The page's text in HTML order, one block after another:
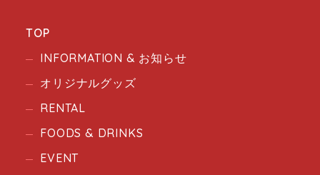
TOP
INFORMATION & お知らせ
オリジナルグッズ
RENTAL
FOODS & DRINKS
EVENT